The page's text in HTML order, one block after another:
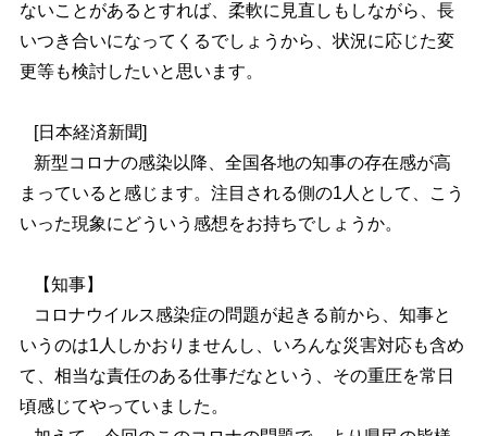
ないことがあるとすれば、柔軟に見直しもしながら、長
いつき合いになってくるでしょうから、状況に応じた変
更等も検討したいと思います。
[日本経済新聞]
新型コロナの感染以降、全国各地の知事の存在感が高
まっていると感じます。注目される側の1人として、こう
いった現象にどういう感想をお持ちでしょうか。
【知事】
コロナウイルス感染症の問題が起きる前から、知事と
いうのは1人しかおりませんし、いろんな災害対応も含め
て、相当な責任のある仕事だなという、その重圧を常日
頃感じてやっていました。